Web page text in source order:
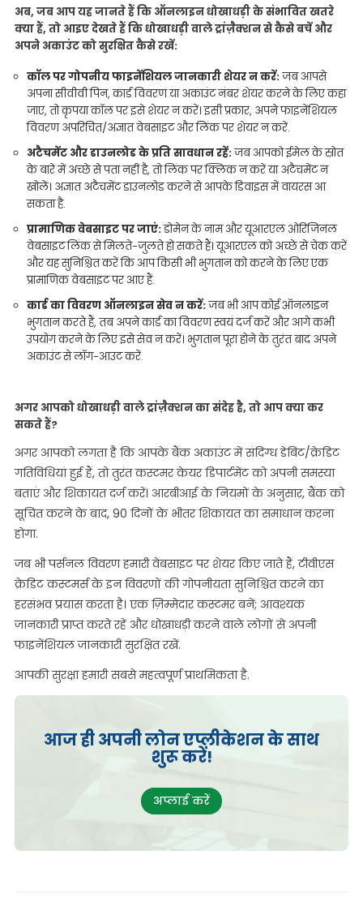
अब, जब आप यह जानते हैं कि ऑनलाइन धोखाधड़ी के संभावित खतरे
क्या हैं, तो आइए देखते हैं कि धोखाधड़ी वाले ट्रांज़ैक्शन से कैसे बचें और
अपने अकाउंट को सुरक्षित कैसे रखें:
कॉल पर गोपनीय फाइनेंशियल जानकारी शेयर न करें:जब आपसे
अपना सीवीवी पिन, कार्ड विवरण या अकाउंट नंबर शेयर करने के लिए कहा
जाए, तो कृपया कॉल पर इसे शेयर न करें। इसी प्रकार, अपने फाइनेंशियल
विवरण अपरिचित/अज्ञात वेबसाइट और लिंक पर शेयर न करें.
अटैचमेंट और डाउनलोड के प्रति सावधान रहें:जब आपको ईमेल के स्रोत
के बारे में अच्छे से पता नहीं है, तो लिंक पर क्लिक न करें या अटैचमेंट न
खोलें। अज्ञात अटैचमेंट डाउनलोड करने से आपके डिवाइस में वायरस आ
सकता है.
प्रामाणिक वेबसाइट पर जाएं:डोमेन के नाम और यूआरएल ओरिजिनल
वेबसाइट लिंक से मिलते-जुलते हो सकते हैं। यूआरएल को अच्छे से चेक करें
और यह सुनिश्चित करें कि आप किसी भी भुगतान को करने के लिए एक
प्रामाणिक वेबसाइट पर आए हैं.
कार्ड का विवरण ऑनलाइन सेव न करें:जब भी आप कोई ऑनलाइन
भुगतान करते हैं, तब अपने कार्ड का विवरण स्वयं दर्ज करें और आगे कभी
उपयोग करने के लिए इसे सेव न करें। भुगतान पूरा होने के तुरंत बाद अपने
अकाउंट से लॉग-आउट करें.
अगर आपको धोखाधड़ी वाले ट्रांज़ैक्शन का संदेह है, तो आप क्या कर
सकते हैं?
अगर आपको लगता है कि आपके बैंक अकाउंट में संदिग्ध डेबिट/क्रेडिट
गतिविधियां हुई हैं, तो तुरंत कस्टमर केयर डिपार्टमेंट को अपनी समस्या
बताएं और शिकायत दर्ज करें। आरबीआई के नियमों के अनुसार, बैंक को
सूचित करने के बाद, 90 दिनों के भीतर शिकायत का समाधान करना
होगा.
जब भी पर्सनल विवरण हमारी वेबसाइट पर शेयर किए जाते हैं, टीवीएस
क्रेडिट कस्टमर्स के इन विवरणों की गोपनीयता सुनिश्चित करने का
हरसंभव प्रयास करता है। एक ज़िम्मेदार कस्टमर बनें; आवश्यक
जानकारी प्राप्त करते रहें और धोखाधड़ी करने वाले लोगों से अपनी
फाइनेंशियल जानकारी सुरक्षित रखें.
आपकी सुरक्षा हमारी सबसे महत्वपूर्ण प्राथमिकता है.
आज ही अपनी लोन एप्लीकेशन के साथ
शुरू करें!
अप्लाई करें